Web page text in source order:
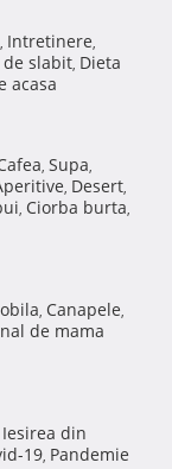
, Intretinere,
de slabit, Dieta
acasa
, Supa,
, Desert,
, Ciorba burta,
, Canapele,
de mama
Iesirea din
19, Pandemie